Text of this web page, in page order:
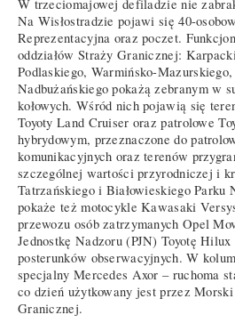
W trzeciomajowej defiladzie nie
Na Wisłostradzie pojawi się 40-
Reprezentacyjna oraz poczet.
oddziałów Straży Granicznej:
Podlaskiego, Warmińsko-
Nadbużańskiego pokażą zebranym w
kołowych. Wśród nich pojawią się
Toyoty Land Cruiser oraz patrolowe
hybrydowym, przeznaczone do
komunikacyjnych oraz terenów
szczególnej wartości przyrodniczej i
Tatrzańskiego i Białowieskiego Parku
pokaże też motocykle Kawasaki
przewozu osób zatrzymanych Opel
Jednostkę Nadzoru (PJN) Toyotę Hilux
posterunków obserwacyjnych. W
specjalny Mercedes Axor – ruchoma
co dzień użytkowany jest przez
Granicznej.